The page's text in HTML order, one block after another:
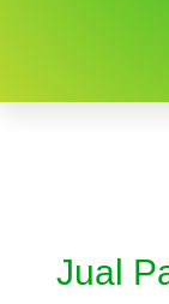
Jual